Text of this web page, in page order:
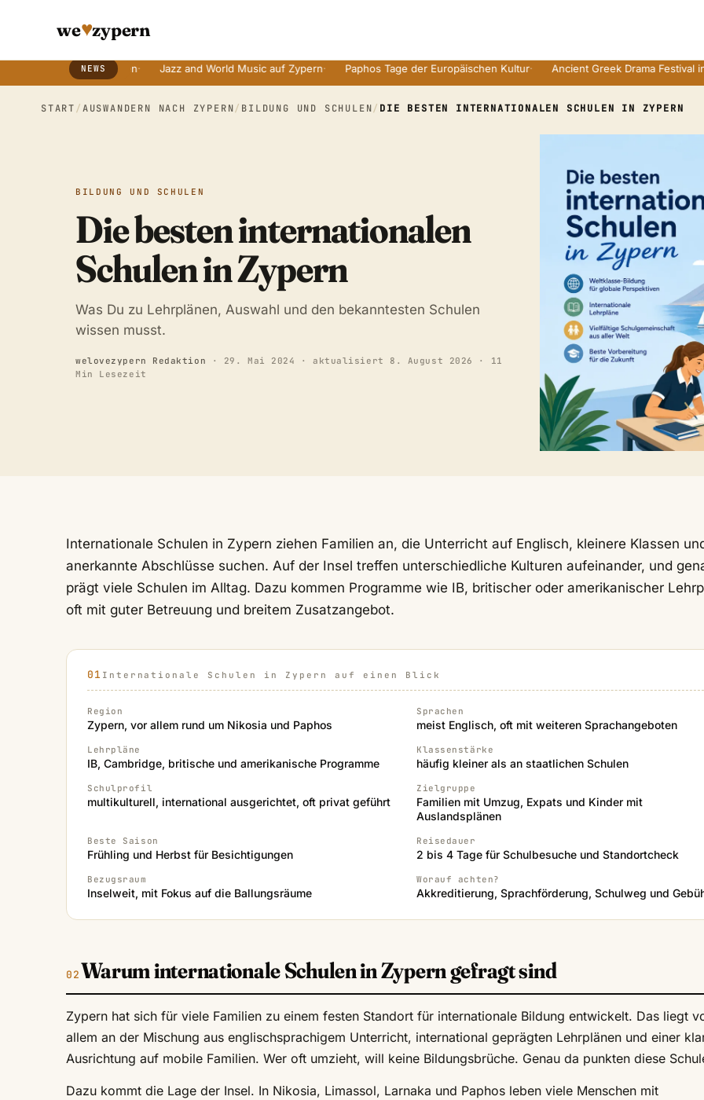
we♥zypern
NEWS
Breaking News Ticker
mit alten Bräuchen· Jazz and World Music auf Zypern· Paphos Tage der Europäischen Kultur· Ancient Greek Drama Festival in
START/AUSWANDERN NACH ZYPERN/ BILDUNG UND SCHULEN/ DIE BESTEN INTERNATIONALEN SCHULEN IN ZYPERN
BILDUNG UND SCHULEN
Die besten internationalen
Schulen in Zypern
Was Du zu Lehrplänen, Auswahl und den bekanntesten Schulen
wissen musst.
welovezypern Redaktion · 29. Mai 2024 · aktualisiert 8. August 2026
· 11
Min Lesezeit
Internationale Schulen in Zypern ziehen Familien an, die Unterricht auf Englisch, kleinere Klassen
anerkannte Abschlüsse suchen. Auf der Insel treffen unterschiedliche Kulturen aufeinander, und
prägt viele Schulen im Alltag. Dazu kommen Programme wie IB, britischer oder amerikanischer
oft mit guter Betreuung und breitem Zusatzangebot.
Internationale Schulen in Zypern auf einen Blick
Region
Zypern, vor allem rund um Nikosia und Paphos
Sprachen
meist Englisch, oft mit weiteren Sprachangeboten
Lehrpläne
IB, Cambridge, britische und amerikanische Programme
Klassenstärke
häufig kleiner als an staatlichen Schulen
Schulprofil
multikulturell, international ausgerichtet, oft privat geführt
Zielgruppe
Familien mit Umzug, Expats und Kinder mit
Auslandsplänen
Beste Saison
Frühling und Herbst für Besichtigungen
Reisedauer
2 bis 4 Tage für Schulbesuche und Standortcheck
Bezugsraum
Inselweit, mit Fokus auf die Ballungsräume
Worauf achten?
Akkreditierung, Sprachförderung, Schulweg und
Warum internationale Schulen in Zypern gefragt sind
Zypern hat sich für viele Familien zu einem festen Standort für internationale Bildung entwickelt. Das liegt
allem an der Mischung aus englischsprachigem Unterricht, international geprägten Lehrplänen und einer
Ausrichtung auf mobile Familien. Wer oft umzieht, will keine Bildungsbrüche. Genau da punkten diese
Dazu kommt die Lage der Insel. In Nikosia, Limassol, Larnaka und Paphos leben viele Menschen mit